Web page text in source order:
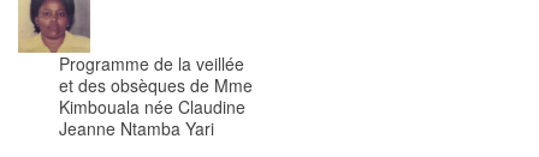
Programme de la veillée
et des obsèques de Mme
Kimbouala née Claudine
Jeanne Ntamba Yari